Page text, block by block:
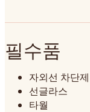
필수품
자외선 차단제
선글라스
타월